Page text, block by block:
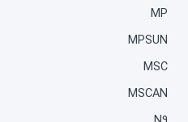
MP
MPSUN
MSC
MSCAN